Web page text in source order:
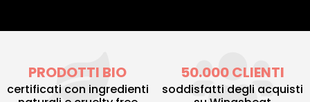
PRODOTTI BIO
certificati con ingredienti
50.000 CLIENTI
soddisfatti degli acquisti